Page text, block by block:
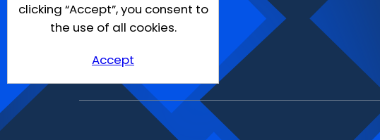
clicking “Accept”, you consent to
the use of all cookies.
Accept